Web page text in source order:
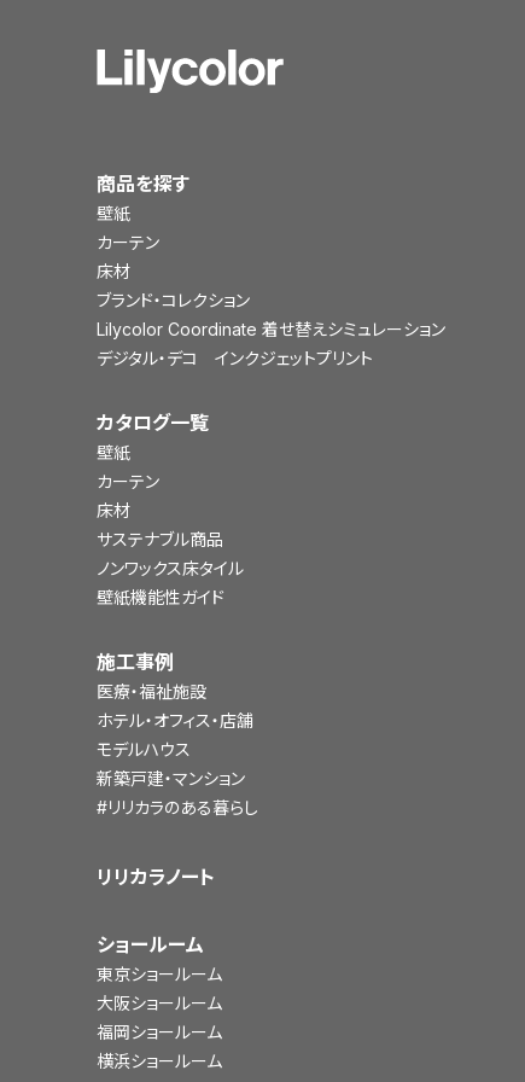
商品を探す
壁紙
カーテン
床材
ブランド・コレクション
Lilycolor Coordinate 着せ替えシミュレーション
デジタル・デコ インクジェットプリント
カタログ一覧
壁紙
カーテン
床材
サステナブル商品
ノンワックス床タイル
壁紙機能性ガイド
施工事例
医療・福祉施設
ホテル・オフィス・店舗
モデルハウス
新築戸建・マンション
#リリカラのある暮らし
リリカラノート
ショールーム
東京ショールーム
大阪ショールーム
福岡ショールーム
横浜ショールーム